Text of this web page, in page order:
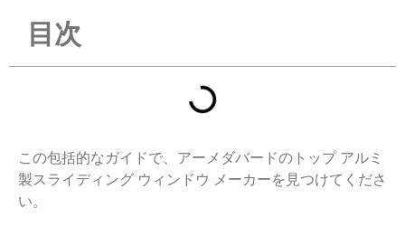
目次
この包括的なガイドで、アーメダバードのトップ アルミ
製スライディング ウィンドウ メーカーを見つけてくださ
い。